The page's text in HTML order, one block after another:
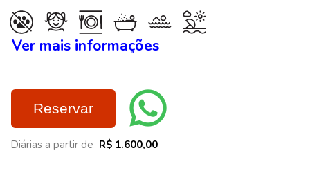
Ver mais informações
Reservar
Diárias a partir de R$ 1.600,00